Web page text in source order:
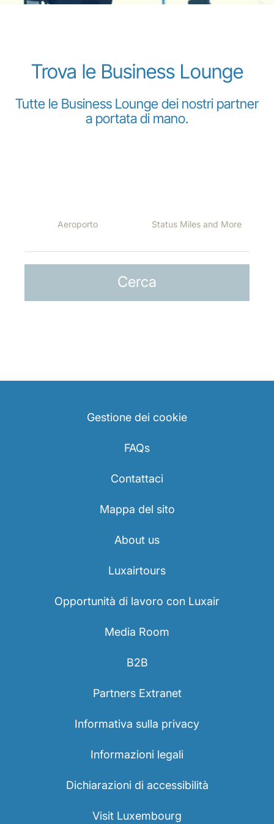
Gruppo Luxair
Opportunità di lavoro con Luxair
Trova le Business Lounge
Tutte le Business Lounge dei nostri partner
a portata di mano.
Gestione dei cookie
FAQs
Contattaci
Mappa del sito
About us
Luxairtours
Opportunità di lavoro con Luxair
Media Room
B2B
Partners Extranet
Informativa sulla privacy
Informazioni legali
Dichiarazioni di accessibilità
Visit Luxembourg